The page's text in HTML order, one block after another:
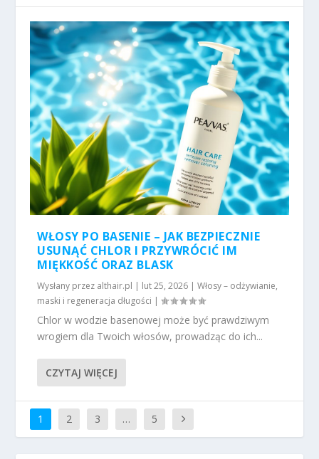
WŁOSY PO BASENIE – JAK BEZPIECZNIE
USUNĄĆ CHLOR I PRZYWRÓCIĆ IM
MIĘKKOŚĆ ORAZ BLASK
Wysłany przez althair.pl | lut 25, 2026 |Włosy – odżywianie,
maski i regeneracja długości |
Chlor w wodzie basenowej może być prawdziwym
wrogiem dla Twoich włosów, prowadząc do ich...
CZYTAJ WIĘCEJ
1 2 3 … 5